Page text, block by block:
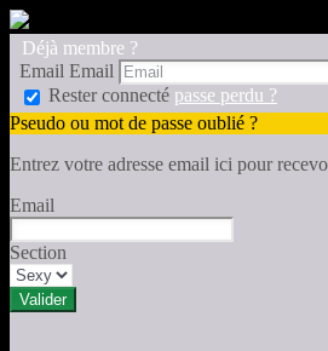
Déjà membre ?
Email Email
Rester connecté passe perdu ?
Pseudo ou mot de passe oublié ?
Entrez votre adresse email ici pour
Email
Section